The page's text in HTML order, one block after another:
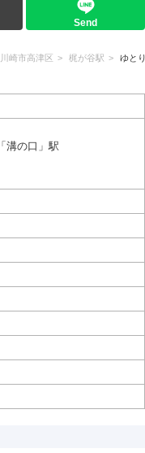
Send
川崎市高津区 梶が谷駅 ゆと
溝の口」駅